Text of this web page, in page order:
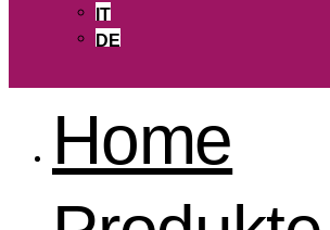
IT
DE
Home